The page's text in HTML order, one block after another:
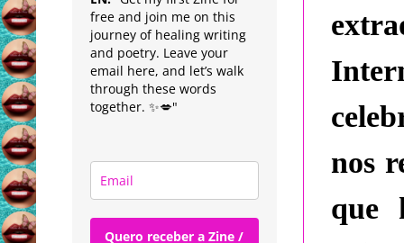
nos
que
free and join me on this
journey of healing writing
and poetry. Leave your
email here, and let’s walk
through these words
together. ✨💋"
Quero receber a Zine /